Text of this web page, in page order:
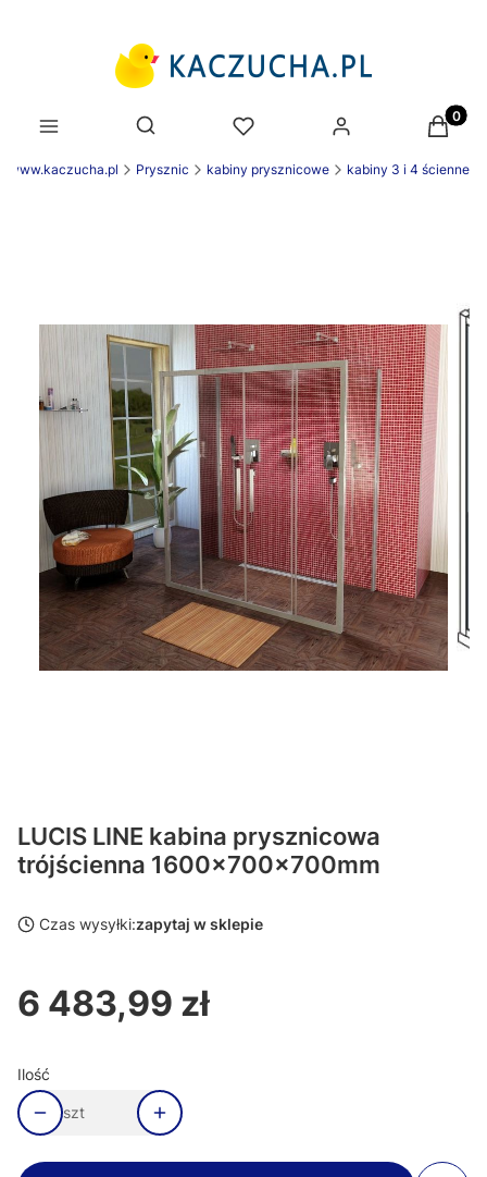
Otwórz wyszukiwarkę
www.kaczucha.pl Prysznic kabiny prysznicowe kabiny 3 i 4 ścienne
LUCIS LINE kabina prysznicowa
trójścienna 1600x700x700mm
Czas wysyłki:zapytaj w sklepie
Cena
6 483,99 zł
Ilość
szt